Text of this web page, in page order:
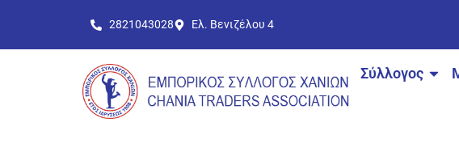
2821043028 Ελ. Βενιζέλου 4
Σύλλογος